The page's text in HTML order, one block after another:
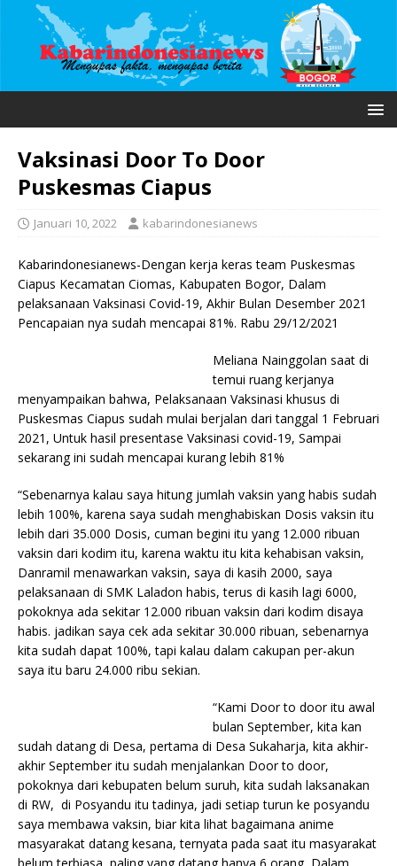
Vaksinasi Door To Door
Puskesmas Ciapus
Januari 10, 2022 kabarindonesianews
Kabarindonesianews-Dengan kerja keras team Puskesmas
Ciapus Kecamatan Ciomas, Kabupaten Bogor, Dalam
pelaksanaan Vaksinasi Covid-19, Akhir Bulan Desember 2021
Pencapaian nya sudah mencapai 81%. Rabu 29/12/2021
Meliana Nainggolan saat di
temui ruang kerjanya
menyampaikan bahwa, Pelaksanaan Vaksinasi khusus di
Puskesmas Ciapus sudah mulai berjalan dari tanggal 1 Februari
2021, Untuk hasil presentase Vaksinasi covid-19, Sampai
sekarang ini sudah mencapai kurang lebih 81%
“Sebenarnya kalau saya hitung jumlah vaksin yang habis sudah
lebih 100%, karena saya sudah menghabiskan Dosis vaksin itu
lebih dari 35.000 Dosis, cuman begini itu yang 12.000 ribuan
vaksin dari kodim itu, karena waktu itu kita kehabisan vaksin,
Danramil menawarkan vaksin, saya di kasih 2000, saya
pelaksanaan di SMK Laladon habis, terus di kasih lagi 6000,
pokoknya ada sekitar 12.000 ribuan vaksin dari kodim disaya
habis. jadikan saya cek ada sekitar 30.000 ribuan, sebenarnya
kita sudah dapat 100%, tapi kalau dalam cakupan per-akun
saya itu baru 24.000 ribu sekian.
“Kami Door to door itu awal
bulan September, kita kan
sudah datang di Desa, pertama di Desa Sukaharja, kita akhir-
akhir September itu sudah menjalankan Door to door,
pokoknya dari kebupaten belum suruh, kita sudah laksanakan
di RW, di Posyandu itu tadinya, jadi setiap turun ke posyandu
saya membawa vaksin, biar kita lihat bagaimana anime
masyarakat datang kesana, ternyata pada saat itu masyarakat